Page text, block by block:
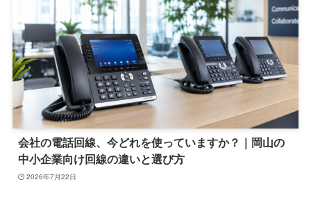
会社の電話回線、今どれを使っていますか？｜岡山の
中小企業向け回線の違いと選び方
2026年7月22日